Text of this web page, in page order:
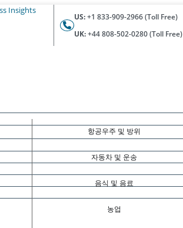
US:+1 833-909-2966 (Toll Free)
UK:+44 808-502-0280 (Toll Free)
항공우주 및 방위
자동차 및 운송
음식 및 음료
농업